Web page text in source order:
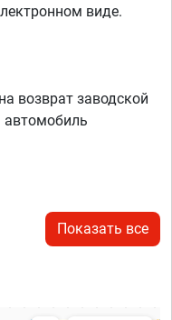
виде.
возврат заводской
автомобиль
Показать все